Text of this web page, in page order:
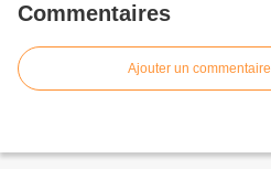
Commentaires
Ajouter un commentaire